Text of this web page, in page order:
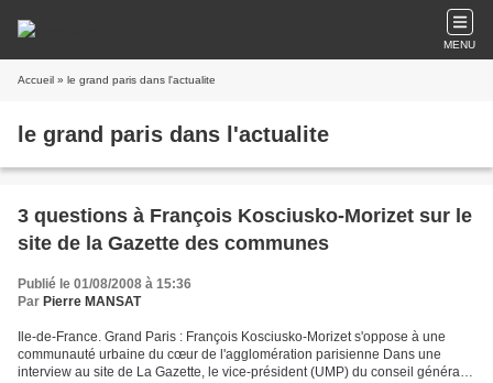
MENU
Accueil » le grand paris dans l'actualite
le grand paris dans l'actualite
3 questions à François Kosciusko-Morizet sur le
site de la Gazette des communes
Publié le 01/08/2008 à 15:36
Par Pierre MANSAT
Ile-de-France. Grand Paris : François Kosciusko-Morizet s'oppose à une
communauté urbaine du cœur de l'agglomération parisienne Dans une
interview au site de La Gazette, le vice-président (UMP) du conseil général